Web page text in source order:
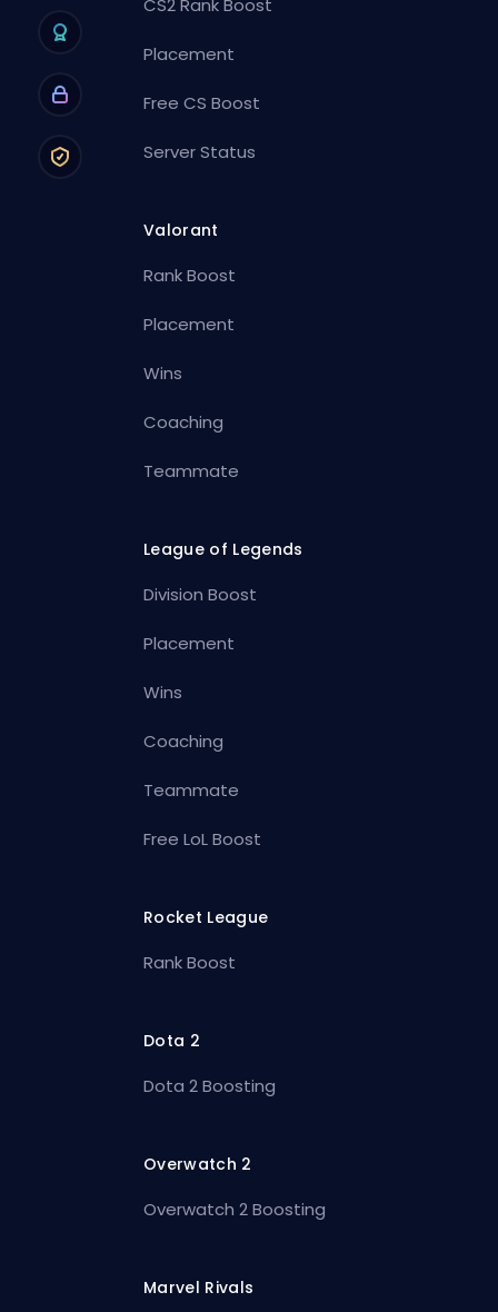
CS2 Rank Boost
Placement
Free CS Boost
Server Status
Valorant
Rank Boost
Placement
Wins
Coaching
Teammate
League of Legends
Division Boost
Placement
Wins
Coaching
Teammate
Free LoL Boost
Rocket League
Rank Boost
Dota 2
Dota 2 Boosting
Overwatch 2
Overwatch 2 Boosting
Marvel Rivals